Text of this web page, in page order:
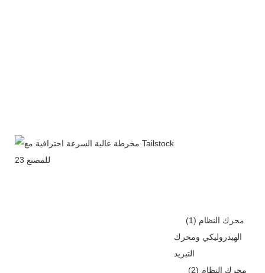
(1) محرك النظام
الهيدروليكي ومحرك
التبريد
(2) محرك النظام